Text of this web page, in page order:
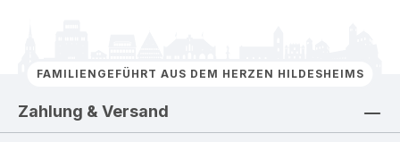
FAMILIENGEFÜHRT AUS DEM HERZEN HILDESHEIMS
Zahlung & Versand